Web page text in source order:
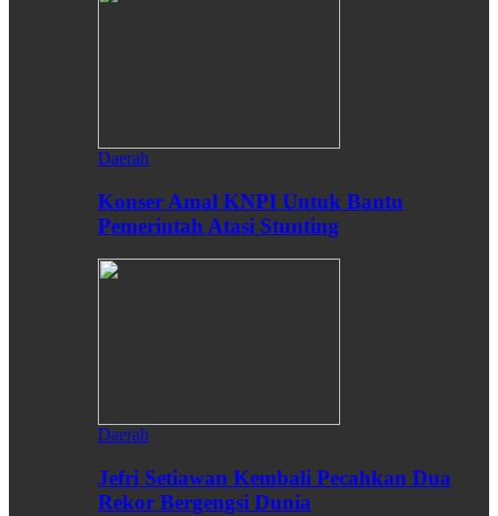
Daerah
Konser Amal KNPI Untuk Bantu
Pemerintah Atasi Stunting
Daerah
Jefri Setiawan Kembali Pecahkan Dua
Rekor Bergengsi Dunia